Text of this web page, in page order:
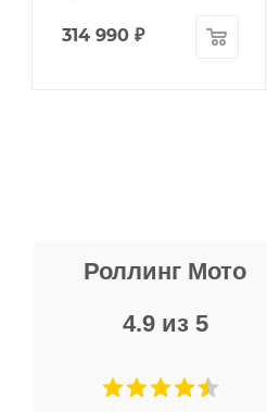
314 990 ₽
Роллинг Мото
4.9 из 5
Не понравились условия
и дают только на год)